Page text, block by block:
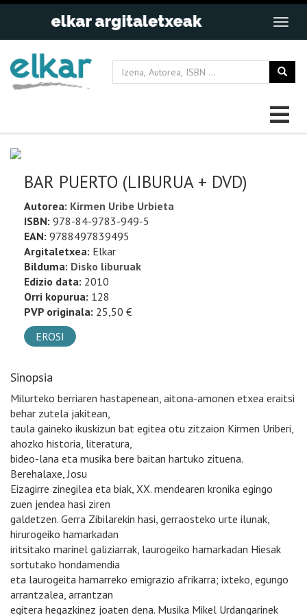
BAR PUERTO (LIBURUA + DVD)
Autorea: Kirmen Uribe Urbieta
ISBN: 978-84-9783-949-5
EAN: 9788497839495
Argitaletxea: Elkar
Bilduma: Disko liburuak
Edizio data: 2010
Orri kopurua: 128
PVP originala: 25,50 €
EROSI
Sinopsia
Milurteko berriaren hastapenean, aitona-amonen etxea eraitsi
behar zutela jakitean,
taula gaineko ikuskizun bat egitea otu zitzaion Kirmen Uriberi,
ahozko historia, literatura,
bideo-lana eta musika bere baitan hartuko zituena.
Berehalaxe, Josu
Eizagirre zinegilea eta biak, XX. mendearen kronika egingo
zuen jendea hasi ziren
galdetzen. Gerra Zibilarekin hasi, gerraosteko urte ilunak,
hirurogeiko hamarkadan
iritsitako marinel galiziarrak, laurogeiko hamarkadan Hiesak
sortutako hondamendia
eta laurogeita hamarreko emigrazio afrikarra; ixteko, egungo
arrantzalea, arrantzan
egitera hegazkinez joaten dena. Musika Mikel Urdangarinek